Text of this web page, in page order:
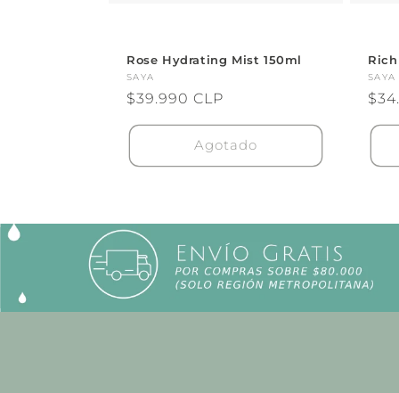
Rose Hydrating Mist 150ml
Proveedor:
SAYA
Precio
habitual
$39.990 CLP
Agotado
SAYA